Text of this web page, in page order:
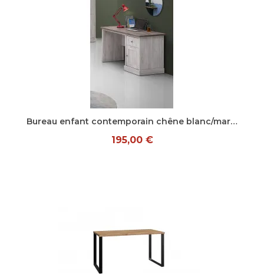
Aperçu rapide Bureau enfant contemporain chêne blanc/marron Maxime
195,00 €